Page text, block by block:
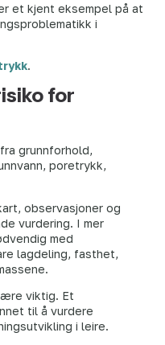
et kjent eksempel på at
i
.
for
grunnforhold,
poretrykk,
observasjoner og
vurdering. I mer
med
lagdeling, fasthet,
viktig. Et
til å vurdere
i leire.